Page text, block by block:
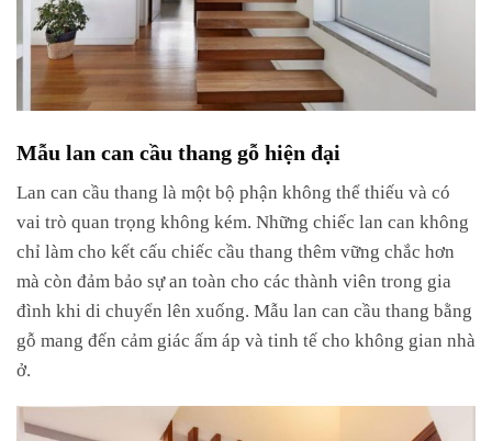
Mẫu lan can cầu thang gỗ hiện đại
Lan can cầu thang là một bộ phận không thể thiếu và có
vai trò quan trọng không kém. Những chiếc lan can không
chỉ làm cho kết cấu chiếc cầu thang thêm vững chắc hơn
mà còn đảm bảo sự an toàn cho các thành viên trong gia
đình khi di chuyển lên xuống. Mẫu lan can cầu thang bằng
gỗ mang đến cảm giác ấm áp và tinh tế cho không gian nhà
ở.